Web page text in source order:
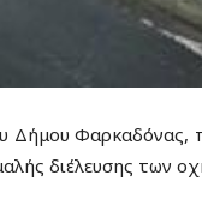
Δήμου Φαρκαδόνας,
διέλευσης των